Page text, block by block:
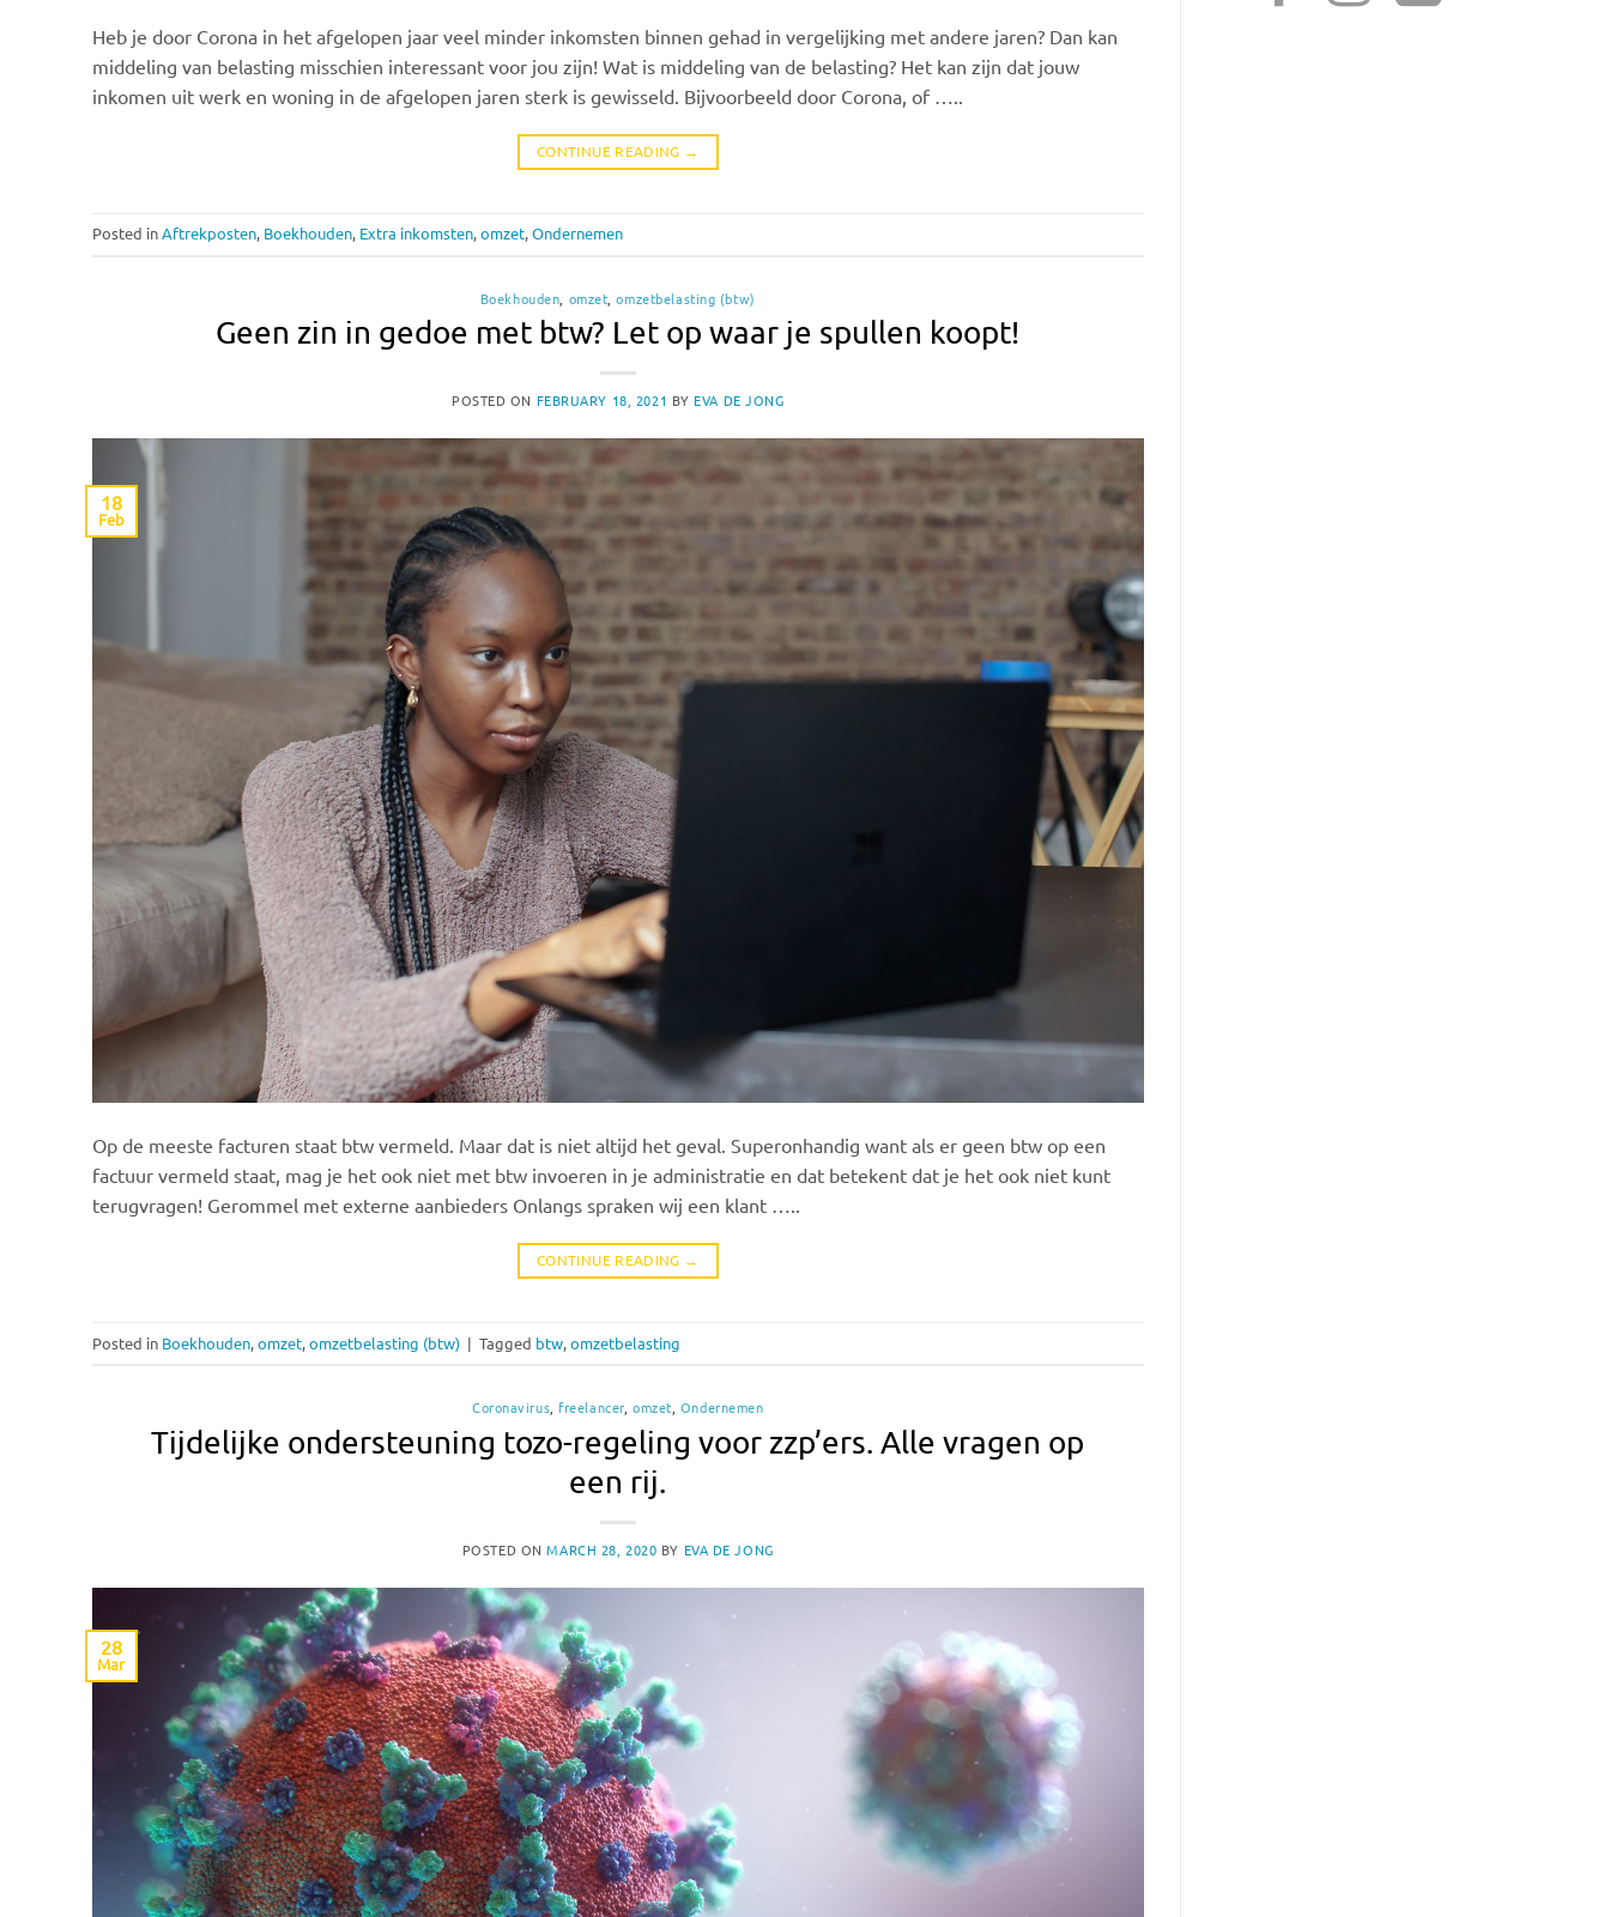
Heb je door Corona in het afgelopen jaar veel minder inkomsten binnen gehad in vergelijking met andere jaren? Dan kan
middeling van belasting misschien interessant voor jou zijn! Wat is middeling van de belasting? Het kan zijn dat jouw
inkomen uit werk en woning in de afgelopen jaren sterk is gewisseld. Bijvoorbeeld door Corona, of …..
CONTINUE READING →
Posted in Aftrekposten, Boekhouden, Extra inkomsten, omzet, Ondernemen
Boekhouden omzet ,omzetbelasting (btw)
Geen zin in gedoe met btw? Let op waar je spullen koopt!
POSTED ON FEBRUARY 18, 2021 BY EVA DE JONG
18
Feb
Op de meeste facturen staat btw vermeld. Maar dat is niet altijd het geval. Superonhandig want als er geen btw op een
factuur vermeld staat, mag je het ook niet met btw invoeren in je administratie en dat betekent dat je het ook niet kunt
terugvragen! Gerommel met externe aanbieders Onlangs spraken wij een klant …..
CONTINUE READING →
Posted in Boekhouden omzet omzetbelasting (btw) | Tagged btw omzetbelasting
Coronavirus freelancer, omzet Ondernemen
Tijdelijke ondersteuning tozo-regeling voor zzp’ers. Alle vragen op
een rij.
POSTED ONMARCH 28, 2020 BY EVA DE JONG
28
Mar